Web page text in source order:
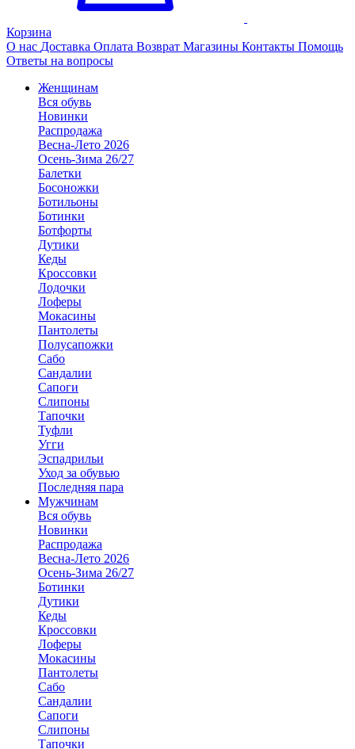
Корзина
О нас Доставка Оплата Возврат Магазины Контакты Помощь
Ответы на вопросы
Женщинам
Вся обувь
Новинки
Распродажа
Весна-Лето 2026
Осень-Зима 26/27
Балетки
Босоножки
Ботильоны
Ботинки
Ботфорты
Дутики
Кеды
Кроссовки
Лодочки
Лоферы
Мокасины
Пантолеты
Полусапожки
Сабо
Сандалии
Сапоги
Слипоны
Тапочки
Туфли
Угги
Эспадрильи
Уход за обувью
Последняя пара
Мужчинам
Вся обувь
Новинки
Распродажа
Весна-Лето 2026
Осень-Зима 26/27
Ботинки
Дутики
Кеды
Кроссовки
Лоферы
Мокасины
Пантолеты
Сабо
Сандалии
Сапоги
Слипоны
Тапочки